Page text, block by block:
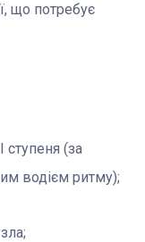
що потребує
ступеня (за
водієм ритму);